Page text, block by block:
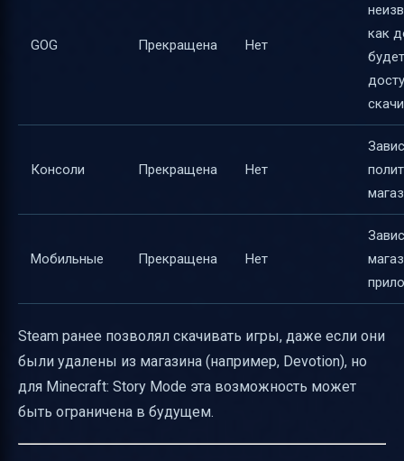
GOG Прекращена Нет
как
будет
Консоли Прекращена Нет
Мобильные Прекращена Нет
Steam ранее позволял скачивать игры, даже если они
были удалены из магазина (например, Devotion), но
для Minecraft: Story Mode эта возможность может
быть ограничена в будущем.